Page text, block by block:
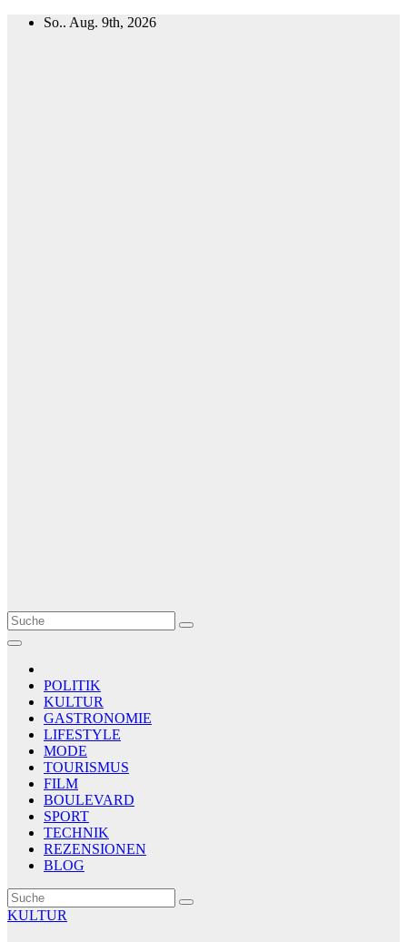
Zum
So.. Aug. 9th, 2026
Le Matin
AGENCE DE PRESSE
POLITIK
KULTUR
GASTRONOMIE
LIFESTYLE
MODE
TOURISMUS
FILM
BOULEVARD
SPORT
TECHNIK
REZENSIONEN
BLOG
KULTUR